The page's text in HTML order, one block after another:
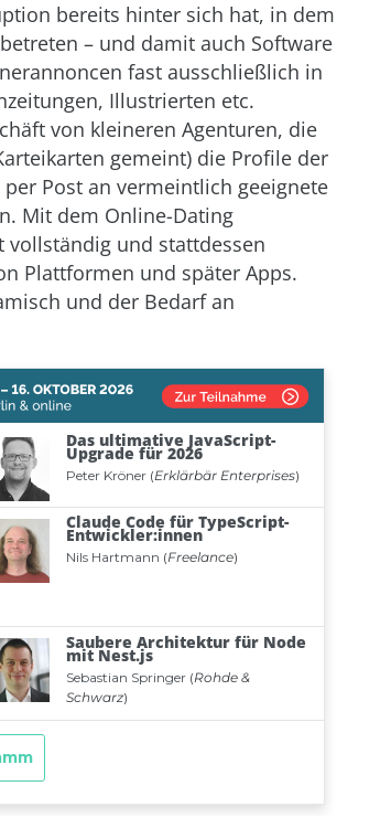
bereits hinter sich hat, in dem
– und damit auch Software
fast ausschließlich in
Illustrierten etc.
von kleineren Agenturen, die
gemeint) die Profile der
Post an vermeintlich geeignete
Mit dem Online-Dating
vollständig und stattdessen
Plattformen und später Apps.
und der Bedarf an